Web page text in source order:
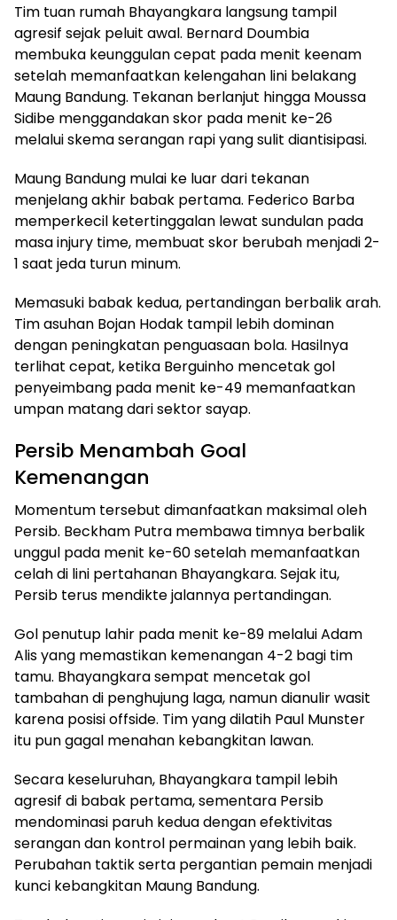
Tim tuan rumah Bhayangkara langsung tampil
agresif sejak peluit awal. Bernard Doumbia
membuka keunggulan cepat pada menit keenam
setelah memanfaatkan kelengahan lini belakang
Maung Bandung. Tekanan berlanjut hingga Moussa
Sidibe menggandakan skor pada menit ke-26
melalui skema serangan rapi yang sulit diantisipasi.
Maung Bandung mulai ke luar dari tekanan
menjelang akhir babak pertama. Federico Barba
memperkecil ketertinggalan lewat sundulan pada
masa injury time, membuat skor berubah menjadi 2-
1 saat jeda turun minum.
Memasuki babak kedua, pertandingan berbalik arah.
Tim asuhan Bojan Hodak tampil lebih dominan
dengan peningkatan penguasaan bola. Hasilnya
terlihat cepat, ketika Berguinho mencetak gol
penyeimbang pada menit ke-49 memanfaatkan
umpan matang dari sektor sayap.
Persib Menambah Goal
Kemenangan
Momentum tersebut dimanfaatkan maksimal oleh
Persib. Beckham Putra membawa timnya berbalik
unggul pada menit ke-60 setelah memanfaatkan
celah di lini pertahanan Bhayangkara. Sejak itu,
Persib terus mendikte jalannya pertandingan.
Gol penutup lahir pada menit ke-89 melalui Adam
Alis yang memastikan kemenangan 4-2 bagi tim
tamu. Bhayangkara sempat mencetak gol
tambahan di penghujung laga, namun dianulir wasit
karena posisi offside. Tim yang dilatih Paul Munster
itu pun gagal menahan kebangkitan lawan.
Secara keseluruhan, Bhayangkara tampil lebih
agresif di babak pertama, sementara Persib
mendominasi paruh kedua dengan efektivitas
serangan dan kontrol permainan yang lebih baik.
Perubahan taktik serta pergantian pemain menjadi
kunci kebangkitan Maung Bandung.